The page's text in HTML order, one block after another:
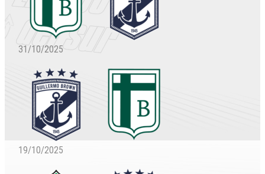
31/10/2025
19/10/2025